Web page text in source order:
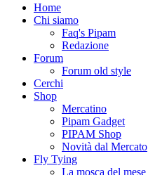
Home
Chi siamo
Faq's Pipam
Redazione
Forum
Forum old style
Cerchi
Shop
Mercatino
Pipam Gadget
PIPAM Shop
Novità dal Mercato
Fly Tying
La mosca del mese